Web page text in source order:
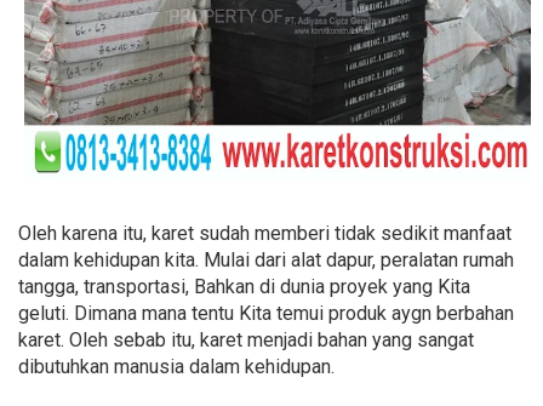
Oleh karena itu, karet sudah memberi tidak sedikit manfaat
dalam kehidupan kita. Mulai dari alat dapur, peralatan rumah
tangga, transportasi, Bahkan di dunia proyek yang Kita
geluti. Dimana mana tentu Kita temui produk aygn berbahan
karet. Oleh sebab itu, karet menjadi bahan yang sangat
dibutuhkan manusia dalam kehidupan.